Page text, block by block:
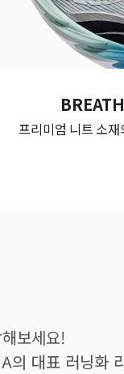
프리미엄 니트 소
보세요!
대표 러닝화